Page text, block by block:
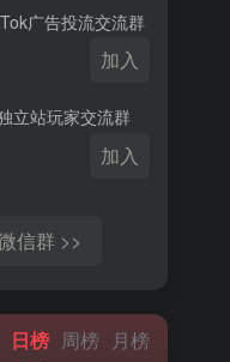
广告投流交流群
加入
立站玩家交流群
加入
信群 >>
日榜 周榜 月榜